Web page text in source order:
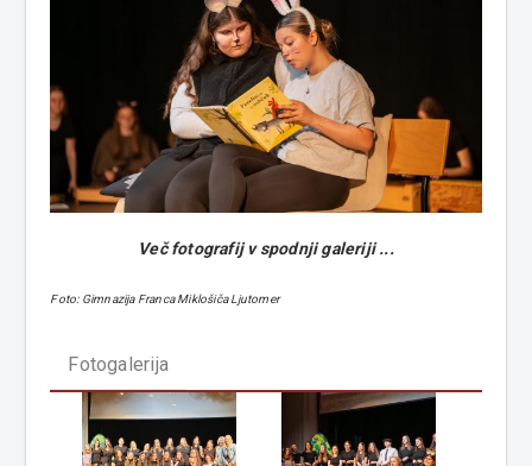
Več fotografij v spodnji galeriji ...
Foto: Gimnazija Franca Miklošiča Ljutomer
Fotogalerija